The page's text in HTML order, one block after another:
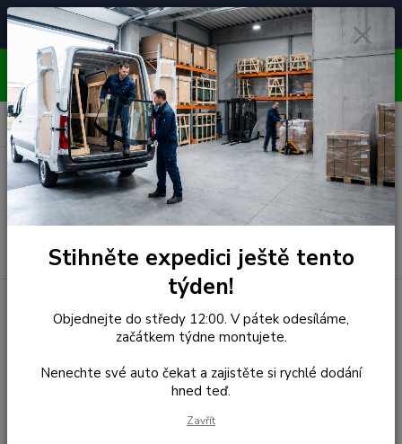
🚘
Čelní skla pro
unikátní vozy
📞
Poradenství
ZDARMA
⭐ 4.7/5 (50 recenzí)
OBJEDNÁVEJTE DO STŘEDY 12:00 - KAŽDÝ PÁTEK
EXPEDUJEME!!
Menu
Hledat
0 ks
za 0,00 Kč
Čelní Sklo - HYUNDAI
SANTA FE (r.2001-)
Stihněte expedici ještě tento
týden!
Objednejte do středy 12:00. V pátek odesíláme,
začátkem týdne montujete.
Nenechte své auto čekat a zajistěte si rychlé dodání
hned teď.
Zavřít